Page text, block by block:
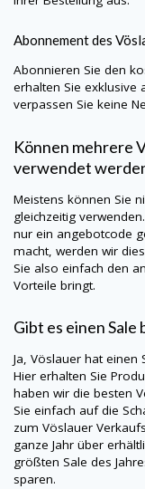
Abonnement des
Abonnieren Sie den
erhalten Sie exklusive
verpassen Sie keine
Können mehrere
verwendet
Meistens können Sie
gleichzeitig
nur ein angebotcode
macht, werden wir
Sie also einfach den
Vorteile bringt.
Gibt es einen Sale
Ja, Vöslauer hat einen
Hier erhalten Sie
haben wir die besten
Sie einfach auf die
zum Vöslauer
ganze Jahr über
größten Sale des
sparen.